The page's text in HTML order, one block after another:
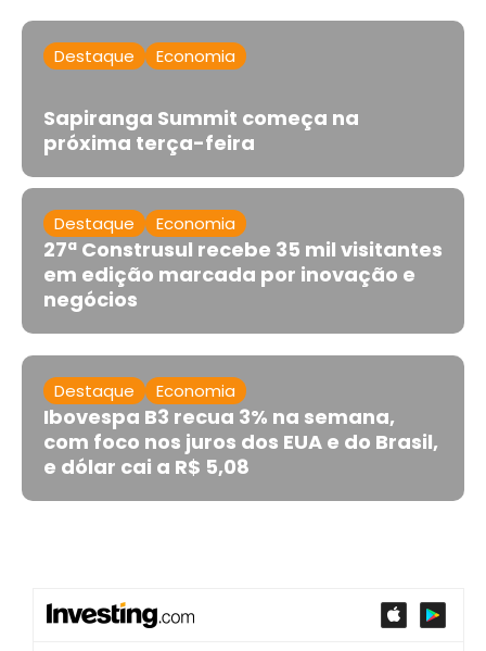
Destaque Economia
Sapiranga Summit começa na
próxima terça-feira
Destaque Economia
27ª Construsul recebe 35 mil visitantes
em edição marcada por inovação e
negócios
Destaque Economia
Ibovespa B3 recua 3% na semana,
com foco nos juros dos EUA e do Brasil,
e dólar cai a R$ 5,08